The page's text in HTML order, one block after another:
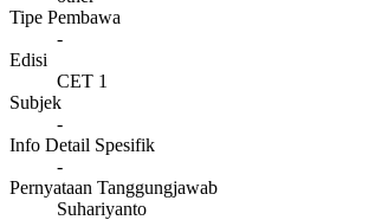
Tipe Pembawa
-
Edisi
CET 1
Subjek
-
Info Detail Spesifik
-
Pernyataan Tanggungjawab
Suhariyanto